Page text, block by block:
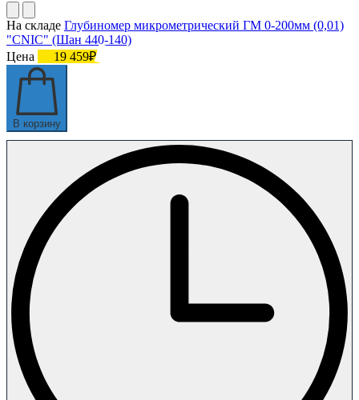
На складе Глубиномер микрометрический ГМ 0-200мм (0,01)
"CNIC" (Шан 440-140)
Цена
19 459₽
В корзину